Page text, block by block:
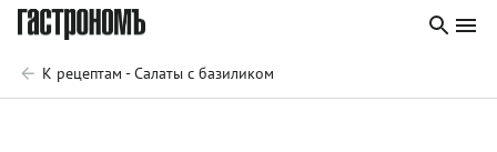
К рецептам - Салаты с базиликом